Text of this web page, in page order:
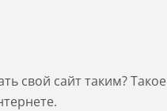
свой сайт таким? Такое